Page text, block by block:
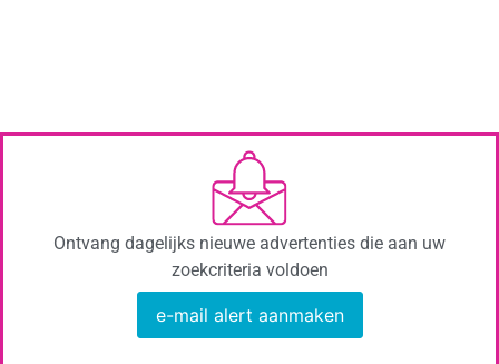
Ontvang dagelijks nieuwe advertenties die aan uw
zoekcriteria voldoen
e-mail alert aanmaken